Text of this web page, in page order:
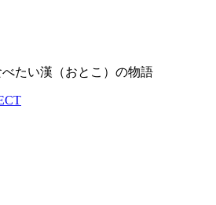
たい漢（おとこ）の物語